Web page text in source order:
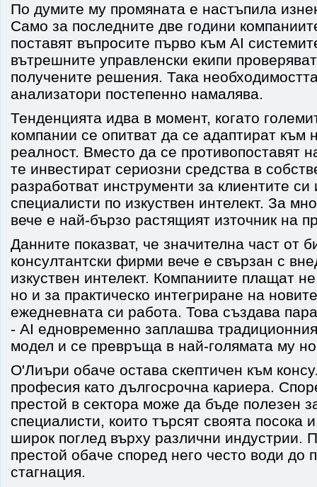
По думите му промяната е настъпила
Само за последните две години
поставят въпросите първо към AI
вътрешните управленски екипи
получените решения. Така
анализатори постепенно намалява.
Тенденцията идва в момент, когато
компании се опитват да се адаптират към
реалност. Вместо да се противопоставят
те инвестират сериозни средства в
разработват инструменти за клиентите си
специалисти по изкуствен интелект. За
вече е най-бързо растящият източник на
Данните показват, че значителна част от
консултантски фирми вече е свързан с
изкуствен интелект. Компаниите плащат
но и за практическо интегриране на
ежедневната си работа. Това създава
- AI едновременно заплашва традиционния
модел и се превръща в най-голямата му
О'Лиъри обаче остава скептичен към
професия като дългосрочна кариера.
престой в сектора може да бъде полезен
специалисти, които търсят своята посока
широк поглед върху различни индустрии.
престой обаче според него често води до
стагнация.